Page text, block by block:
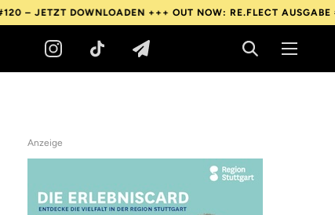
+++OUT NOW: RE.FLECT AUSGABE #120 –
Anzeige